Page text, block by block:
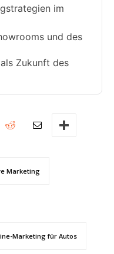
im
und des
Zukunft des
Marketing
Marketing für Autos